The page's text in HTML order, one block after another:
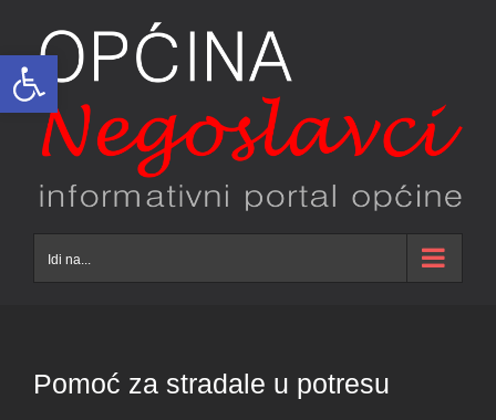
Open toolbar
content
Idi na...
Pomoć za stradale u potresu